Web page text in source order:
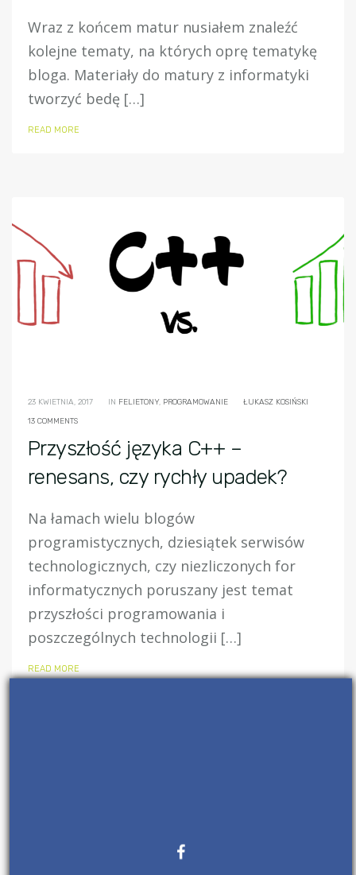
Wraz z końcem matur nusiałem znaleźć
kolejne tematy, na których oprę tematykę
bloga. Materiały do matury z informatyki
tworzyć bedę […]
READ MORE
23 KWIETNIA, 2017 IN FELIETONY, PROGRAMOWANIE
ŁUKASZ KOSIŃSKI
13 COMMENTS
Przyszłość języka C++ –
renesans, czy rychły upadek?
Na łamach wielu blogów
programistycznych, dziesiątek serwisów
technologicznych, czy niezliczonych for
informatycznych poruszany jest temat
przyszłości programowania i
poszczególnych technologii […]
READ MORE